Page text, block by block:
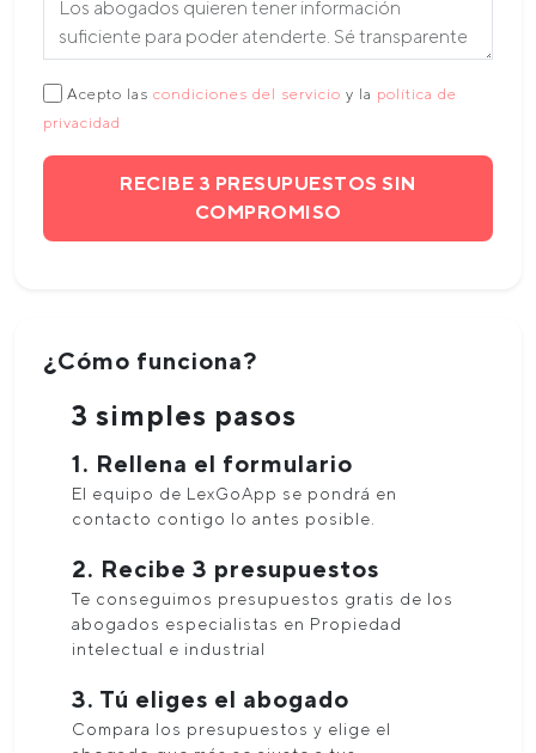
Acepto las condiciones del servicio y la política de
privacidad
RECIBE 3 PRESUPUESTOS SIN
COMPROMISO
¿Cómo funciona?
3 simples pasos
1. Rellena el formulario
El equipo de LexGoApp se pondrá en
contacto contigo lo antes posible.
2. Recibe 3 presupuestos
Te conseguimos presupuestos gratis de los
abogados especialistas en Propiedad
intelectual e industrial
3. Tú eliges el abogado
Compara los presupuestos y elige el